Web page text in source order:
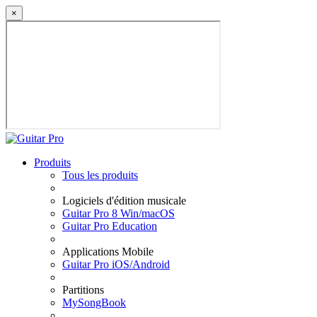
×
Produits
Tous les produits
Logiciels d'édition musicale
Guitar Pro 8 Win/macOS
Guitar Pro Education
Applications Mobile
Guitar Pro iOS/Android
Partitions
MySongBook